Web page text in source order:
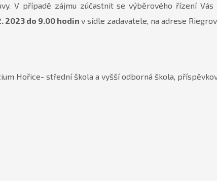
V případě zájmu zúčastnit se výběrového řízení
2023 do 9.00 hodin v sídle zadavatele, na adrese
Hořice- střední škola a vyšší odborná škola,